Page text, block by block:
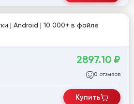
| Android | 10 000+ в файле
2897.10 ₽
0 отзывов
Купить